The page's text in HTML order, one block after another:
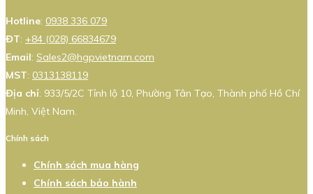
Hotline: 0938 336 079
ĐT: +84 (028) 66834679
Email: Sales2@hgpvietnam.com
MST: 0313138119
Địa chỉ: 933/5/2C Tỉnh lộ 10, Phường Tân Tạo, Thành phố Hồ Chí
Minh, Việt Nam.
Chính sách
Chính sách mua hàng
Chính sách bảo hành